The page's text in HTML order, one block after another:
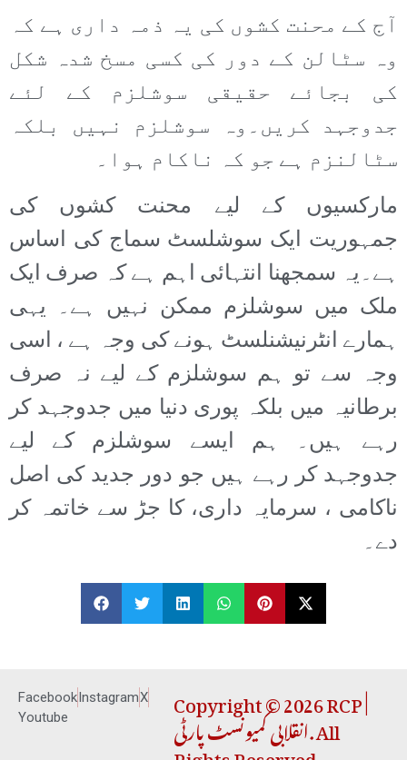
آج کے محنت کشوں کی یہ ذمہ داری ہے کہ
وہ سٹالن کے دور کی کسی مسخ شدہ شکل
کی بجائے حقیقی سوشلزم کے لئے
جدوجہد کریں۔وہ سوشلزم نہیں بلکہ
سٹالنزم ہے جو کہ ناکام ہوا۔
مارکسیوں کے لیے محنت کشوں کی
جمہوریت ایک سوشلسٹ سماج کی اساس
ہے۔یہ سمجھنا انتہائی اہم ہے کہ صرف ایک
ملک میں سوشلزم ممکن نہیں ہے۔ یہی
ہمارے انٹرنیشنلسٹ ہونے کی وجہ ہے ، اسی
وجہ سے تو ہم سوشلزم کے لیے نہ صرف
برطانیہ میں بلکہ پوری دنیا میں جدوجہد کر
رہے ہیں۔ ہم ایسے سوشلزم کے لیے
جدوجہد کر رہے ہیں جو دور جدید کی اصل
ناکامی ، سرمایہ داری، کا جڑ سے خاتمہ کر
دے۔
FacebookInstagramX
Youtube
Copyright © 2026 RCP |
انقلابی کمیونسٹ پارٹی. All